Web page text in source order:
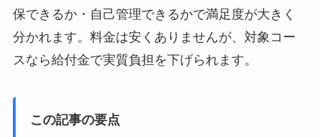
保できるか・自己管理できるかで満足度が大きく
分かれます。料金は安くありませんが、対象コー
スなら給付金で実質負担を下げられます。
この記事の要点